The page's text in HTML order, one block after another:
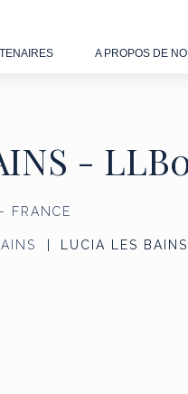
A PROPOS DE
-
FRANCE
LUCIA LES